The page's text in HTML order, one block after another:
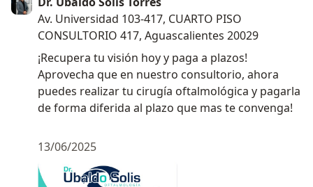
Av. Universidad 103-417, CUARTO PISO
CONSULTORIO 417, Aguascalientes 20029
¡Recupera tu visión hoy y paga a plazos!
Aprovecha que en nuestro consultorio, ahora
puedes realizar tu cirugía oftalmológica y pagarla
de forma diferida al plazo que mas te convenga!
13/06/2025